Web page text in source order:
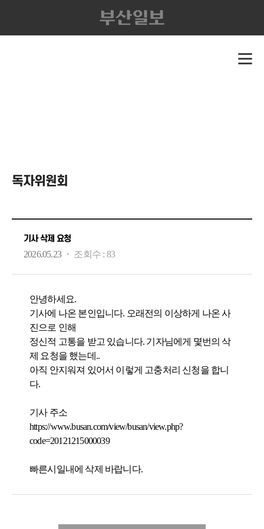
독자위원회
기사 삭제 요청
2026.05.23 · 조회수 : 83
안녕하세요.
기사에 나온 본인입니다. 오래전의 이상하게 나온 사
진으로 인해
정신적 고통을 받고 있습니다. 기자님에게 몇번의 삭
제 요청을 했는데..
아직 안지워져 있어서 이렇게 고충처리 신청을 합니
다.
기사 주소
https://www.busan.com/view/busan/view.php?
code=20121215000039
빠른시일내에 삭제 바랍니다.